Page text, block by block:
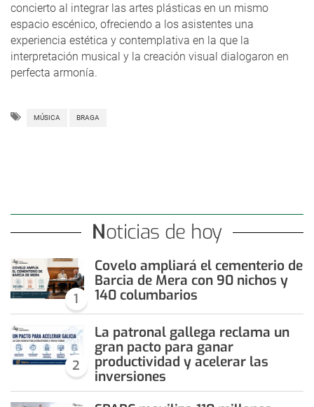
concierto al integrar las artes plásticas en un mismo
espacio escénico, ofreciendo a los asistentes una
experiencia estética y contemplativa en la que la
interpretación musical y la creación visual dialogaron en
perfecta armonía.
MÚSICA BRAGA
Noticias de hoy
1
Covelo ampliará el cementerio de
Barcia de Mera con 90 nichos y
140 columbarios
2
La patronal gallega reclama un
gran pacto para ganar
productividad y acelerar las
inversiones